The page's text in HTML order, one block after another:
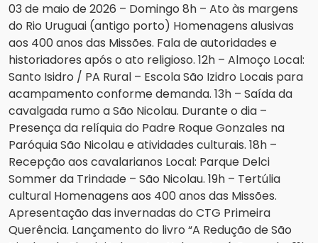
03 de maio de 2026 – Domingo 8h – Ato às margens
do Rio Uruguai (antigo porto) Homenagens alusivas
aos 400 anos das Missões. Fala de autoridades e
historiadores após o ato religioso. 12h – Almoço Local:
Santo Isidro / PA Rural – Escola São Izidro Locais para
acampamento conforme demanda. 13h – Saída da
cavalgada rumo a São Nicolau. Durante o dia –
Presença da relíquia do Padre Roque Gonzales na
Paróquia São Nicolau e atividades culturais. 18h –
Recepção aos cavalarianos Local: Parque Delci
Sommer da Trindade – São Nicolau. 19h – Tertúlia
cultural Homenagens aos 400 anos das Missões.
Apresentação das invernadas do CTG Primeira
Querência. Lançamento do livro “A Redução de São